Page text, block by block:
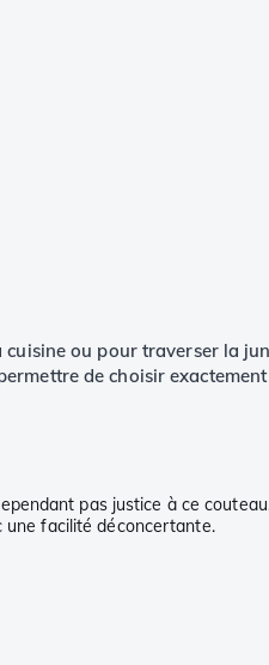
ou pour traverser la
de choisir
pas justice à ce
une facilité déconcertante.